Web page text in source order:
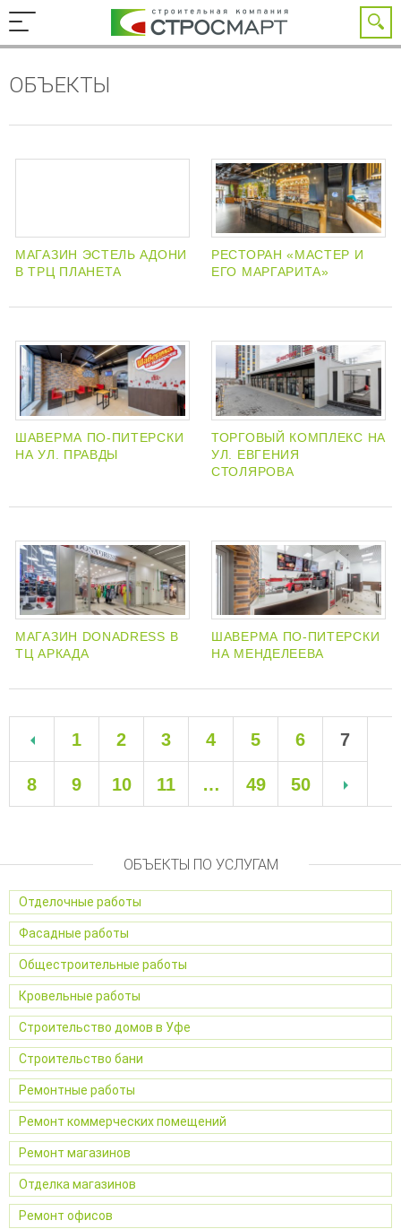
ОБЪЕКТЫ
МАГАЗИН ЭСТЕЛЬ АДОНИ
В ТРЦ ПЛАНЕТА
РЕСТОРАН «МАСТЕР И
ЕГО МАРГАРИТА»
ШАВЕРМА ПО-ПИТЕРСКИ
НА УЛ. ПРАВДЫ
ТОРГОВЫЙ КОМПЛЕКС НА
УЛ. ЕВГЕНИЯ
СТОЛЯРОВА
МАГАЗИН DONADRESS В
ТЦ АРКАДА
ШАВЕРМА ПО-ПИТЕРСКИ
НА МЕНДЕЛЕЕВА
1 2 3 4 5 6 7
8 9 10 11 … 49 50
ОБЪЕКТЫ ПО УСЛУГАМ
Отделочные работы
Фасадные работы
Общестроительные работы
Кровельные работы
Строительство домов в Уфе
Строительство бани
Ремонтные работы
Ремонт коммерческих помещений
Ремонт магазинов
Отделка магазинов
Ремонт офисов